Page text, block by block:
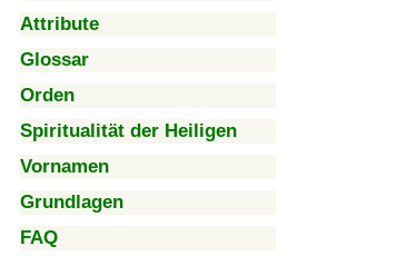
Attribute
Glossar
Orden
Spiritualität der Heiligen
Vornamen
Grundlagen
FAQ